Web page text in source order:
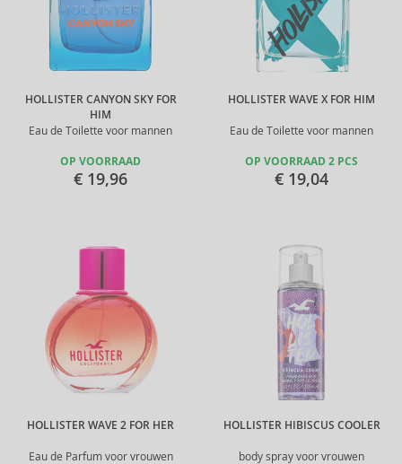
HOLLISTER CANYON SKY FOR
HIM
Eau de Toilette voor mannen
OP VOORRAAD
€ 19,96
HOLLISTER WAVE X FOR HIM
Eau de Toilette voor mannen
OP VOORRAAD 2 PCS
€ 19,04
HOLLISTER WAVE 2 FOR HER
Eau de Parfum voor vrouwen
HOLLISTER HIBISCUS COOLER
body spray voor vrouwen